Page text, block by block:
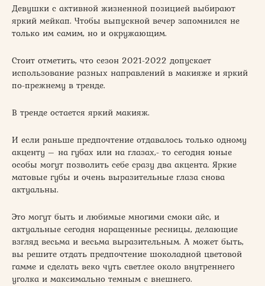
Девушки с активной жизненной позицией выбирают
яркий мейкап. Чтобы выпускной вечер запомнился не
только им самим, но и окружающим.
Стоит отметить, что сезон 2021-2022 допускает
использование разных направлений в макияже и яркий
по-прежнему в тренде.
В тренде остается яркий макияж.
И если раньше предпочтение отдавалось только одному
акценту – на губах или на глазах,- то сегодня юные
особы могут позволить себе сразу два акцента. Яркие
матовые губы и очень выразительные глаза снова
актуальны.
Это могут быть и любимые многими смоки айс, и
актуальные сегодня наращенные ресницы, делающие
взгляд весьма и весьма выразительным. А может быть,
вы решите отдать предпочтение шоколадной цветовой
гамме и сделать веко чуть светлее около внутреннего
уголка и максимально темным с внешнего.